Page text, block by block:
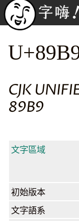
CJK
89B9
文字區域
初始版本
文字語系